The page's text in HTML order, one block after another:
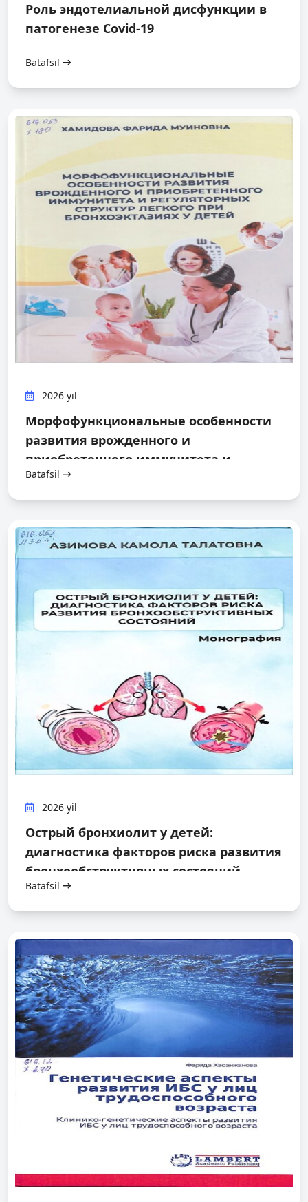
Роль эндотелиальной дисфункции в
патогенезе Covid-19
Batafsil
2026 yil
Морфофункциональные особенности
развития врожденного и
приобретенного иммунитета и
регуляторных структур легкого при
бронхоэктазиях у детей
Batafsil
2026 yil
Острый бронхиолит у детей:
диагностика факторов риска развития
бронхообструктнвных состояний
Batafsil